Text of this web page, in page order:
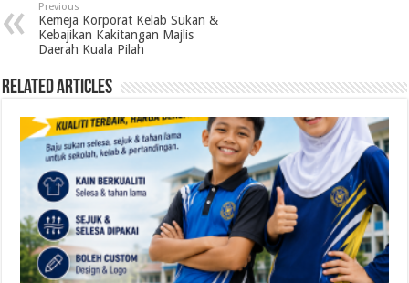
Previous
Kemeja Korporat Kelab Sukan &
Kebajikan Kakitangan Majlis
Daerah Kuala Pilah
Related Articles